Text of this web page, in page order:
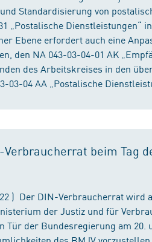
Standardisierung von
„Postalische Dienstleistungen“
Ebene erfordert auch eine
den NA 043-03-04-01 AK
des Arbeitskreises in den
03-04 AA „Postalische
Verbraucherrat beim Tag
) Der DIN-Verbraucherrat wird
der Justiz und für
Tür der Bundesregierung am